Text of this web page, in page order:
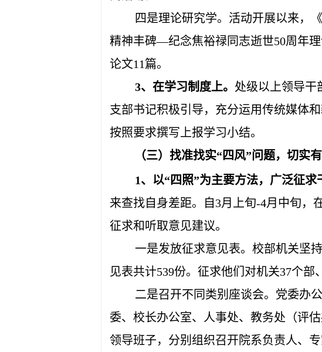
四是理论研究学。活动开展以来，
精神丰碑—纪念焦裕禄同志逝世50周年
论文11篇。
3、在学习制度上。 处级以上领导干
支部书记积极引导，充分运用传统媒体
按照要求撰写上报学习小结。
（三）找准找实“四风”问题，切实
1、以“四照”为主要方法，广泛征求
来查找自身差距。自3月上旬-4月中旬，
征求和听取意见建议。
一是发放征求意见表。校部机关坚
见表共计539份。征求他们对机关37个部
二是召开不同类别座谈会。党委办
委、校长办公室、人事处、教务处（评
领导班子，分别组织召开院系负责人、